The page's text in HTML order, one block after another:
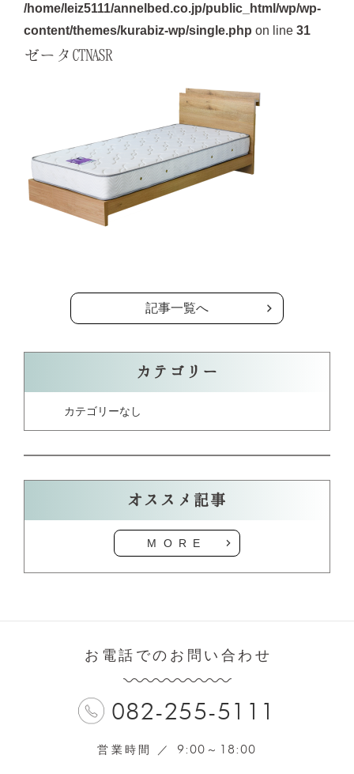
/home/leiz5111/annelbed.co.jp/public_html/wp/wp-
content/themes/kurabiz-wp/single.php on line 31
ゼータCTNASR
記事一覧へ
カテゴリー
カテゴリーなし
オススメ記事
MORE
お電話でのお問い合わせ
082-255-5111
営業時間 ／ 9:00 ～ 18:00